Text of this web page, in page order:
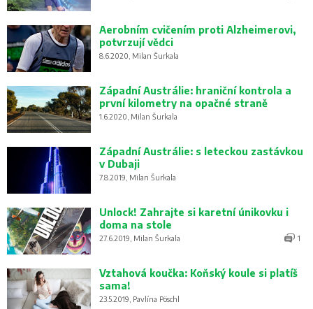
Aerobním cvičením proti Alzheimerovi,
potvrzují vědci
8.6.2020, Milan Šurkala
Západní Austrálie: hraniční kontrola a
první kilometry na opačné straně
1.6.2020, Milan Šurkala
Západní Austrálie: s leteckou zastávkou
v Dubaji
7.8.2019, Milan Šurkala
Unlock! Zahrajte si karetní únikovku i
doma na stole
27.6.2019, Milan Šurkala 1
Vztahová koučka: Koňský koule si platíš
sama!
23.5.2019, Pavlína Pöschl